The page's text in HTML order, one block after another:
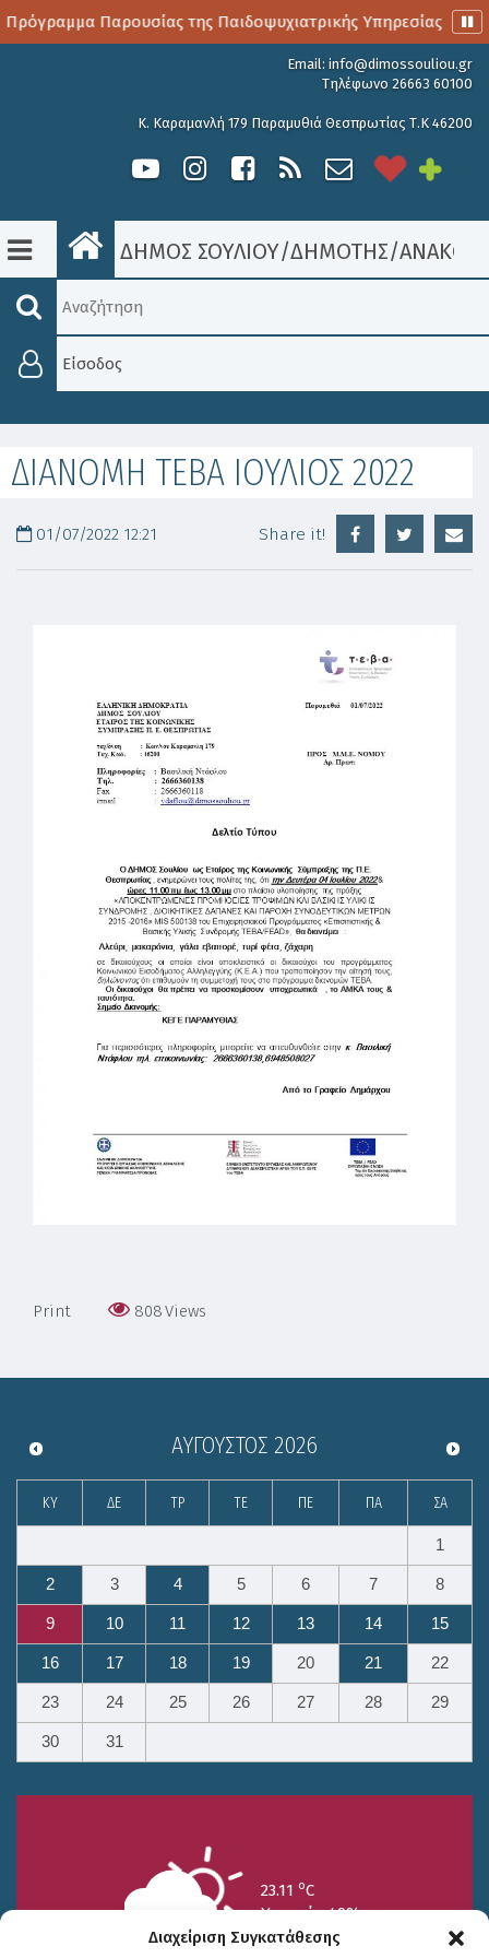
Διαχείριση Συγκατάθεσης
Παρουσίας της Παιδοψυχιατρικής Υπηρεσίας
Email: info@dimossouliou.gr
Τηλέφωνο 26663 60100
Κ. Καραμανλή 179 Παραμυθιά Θεσπρωτίας Τ.Κ 46200
ΔΗΜΟΣ ΣΟΥΛΙΟΥ/ΔΗΜΟΤΗΣ/
Είσοδος
ΔΙΑΝΟΜΗ ΤΕΒΑ ΙΟΥΛΙΟΣ 2022
01/07/2022 12:21 Share it!
Print 808Views
ΑΎΓΟΥΣΤΟΣ 2026
ΚΥ ΔΕ ΤΡ ΤΕ ΠΕ ΠΑ ΣΑ
1
2 3 4 5 6 7 8
9 10 11 12 13 14 15
16 17 18 19 20 21 22
23 24 25 26 27 28 29
30 31
23.11 oC
Υγρασία 49%